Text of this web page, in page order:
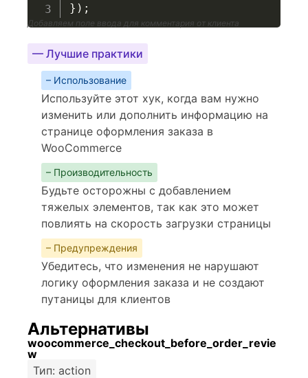
} ) ;
Добавляем поле ввода для комментария от клиента
— Лучшие практики
– Использование
Используйте этот хук, когда вам нужно
изменить или дополнить информацию на
странице оформления заказа в
WooCommerce
– Производительность
Будьте осторожны с добавлением
тяжелых элементов, так как это может
повлиять на скорость загрузки страницы
– Предупреждения
Убедитесь, что изменения не нарушают
логику оформления заказа и не создают
путаницы для клиентов
Альтернативы
woocommerce_checkout_before_order_revie
w
Тип: action